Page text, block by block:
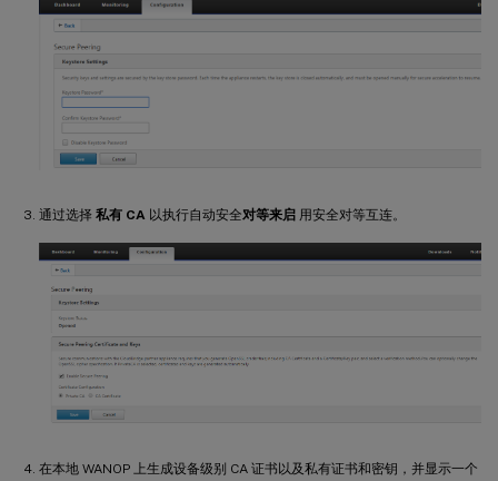
通过选择 私有 CA 以执行自动安全对等来启 用安全对等互连。
在本地 WANOP 上生成设备级别 CA 证书以及私有证书和密钥，并显示一个